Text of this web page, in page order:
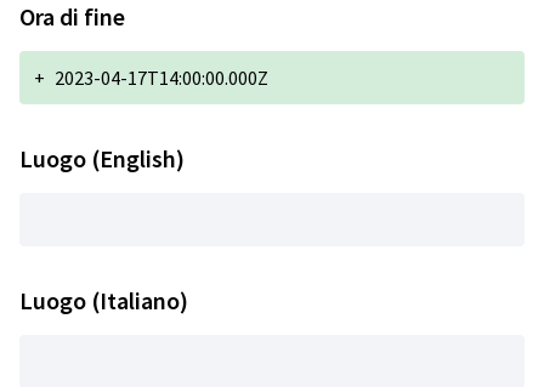
Ora di fine
+ 2023-04-17T14:00:00.000Z
Luogo (English)
Luogo (Italiano)